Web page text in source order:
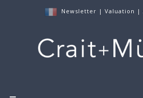
Newsletter | Valuation |